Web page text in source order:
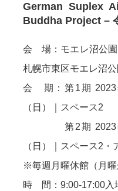
German Suplex
Buddha Project –
会 場：モエレ沼公園
札幌市東区モエレ沼公
会 期：第1期 2023
（日）｜スペース2
第2期 2023年2
（日）｜スペース2・
※毎週月曜休館（月曜
時 間：9:00-17:00